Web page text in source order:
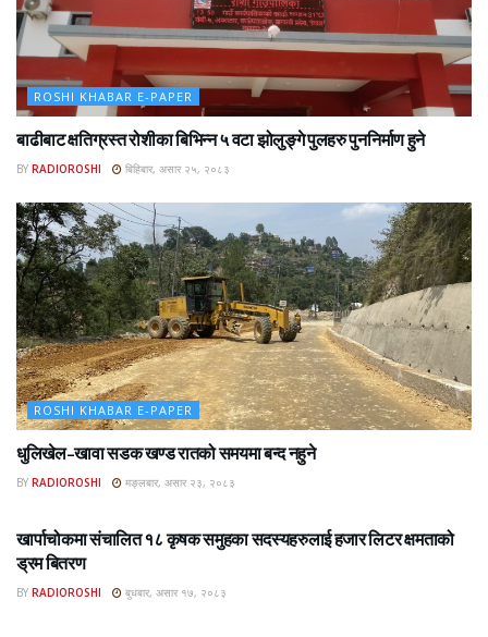
ROSHI KHABAR E-PAPER
बाढीबाट क्षतिग्रस्त रोशीका बिभिन्न ५ वटा झोलुङ्गे पुलहरु पुननिर्माण हुने
BY RADIOROSHI बिहिबार, असार २५, २०८३
ROSHI KHABAR E-PAPER
धुलिखेल–खावा सडक खण्ड रातको समयमा बन्द नहुने
BY RADIOROSHI मङ्लबार, असार २३, २०८३
खार्पाचोकमा संचालित १८ कृषक समुहका सदस्यहरुलाई हजार लिटर क्षमताको
ड्रम बितरण
BY RADIOROSHI बुधबार, असार १७, २०८३